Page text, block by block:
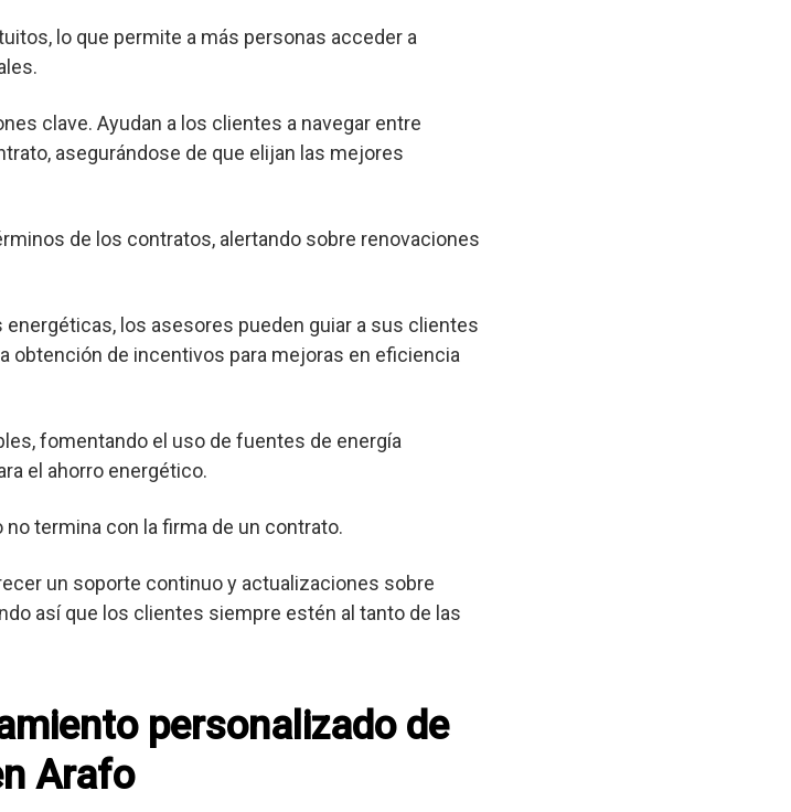
lo que permite a más personas acceder a
clave. Ayudan a los clientes a navegar entre
asegurándose de que elijan las mejores
de los contratos, alertando sobre renovaciones
los asesores pueden guiar a sus clientes
obtención de incentivos para mejoras en eficiencia
fomentando el uso de fuentes de energía
el ahorro energético.
termina con la firma de un contrato.
un soporte continuo y actualizaciones sobre
así que los clientes siempre estén al tanto de las
personalizado de
Arafo